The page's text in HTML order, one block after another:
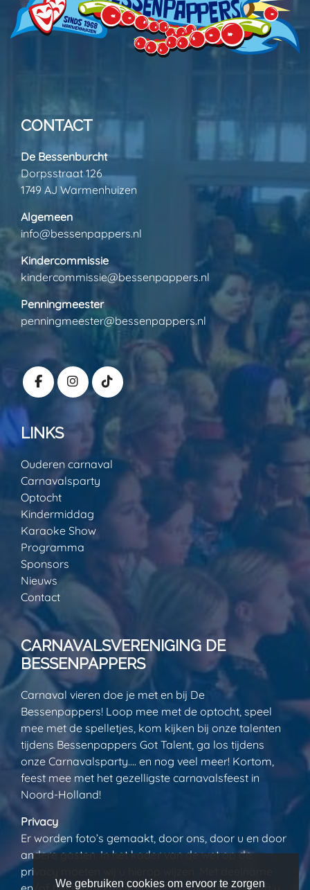
CONTACT
De Bessenburcht
Dorpsstraat 126
1749 AJ Warmenhuizen
Algemeen
info@bessenpappers.nl
Kindercommissie
kindercommissie@bessenpappers.nl
Penningmeester
penningmeester@bessenpappers.nl
LINKS
Ouderen carnaval
Carnavalsparty
Optocht
Kindermiddag
Karaoke Show
Programma
Sponsors
Nieuws
Contact
CARNAVALSVERENIGING DE
BESSENPAPPERS
Carnaval vieren doe je met en bij De
Bessenpappers! Loop mee met de optocht, speel
mee met de spelletjes, kom kijken bij onze talenten
tijdens Bessenpappers Got Talent, ga los tijdens
onze Carnavalsparty…. en nog veel meer! Kortom,
feest mee met het gezelligste carnavalsfeest in
Noord-Holland!
Privacy
Er worden foto’s gemaakt, door ons, door u en door
andere gasten. In het kader van de wet op de
privacy moeten wij u hierop wijzen. Met deelname
We gebruiken cookies om ervoor te zorgen